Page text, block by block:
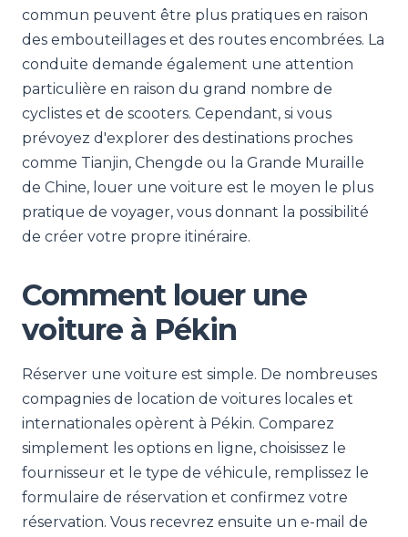
commun peuvent être plus pratiques en raison
des embouteillages et des routes encombrées. La
conduite demande également une attention
particulière en raison du grand nombre de
cyclistes et de scooters. Cependant, si vous
prévoyez d'explorer des destinations proches
comme Tianjin, Chengde ou la Grande Muraille
de Chine, louer une voiture est le moyen le plus
pratique de voyager, vous donnant la possibilité
de créer votre propre itinéraire.
Comment louer une
voiture à Pékin
Réserver une voiture est simple. De nombreuses
compagnies de location de voitures locales et
internationales opèrent à Pékin. Comparez
simplement les options en ligne, choisissez le
fournisseur et le type de véhicule, remplissez le
formulaire de réservation et confirmez votre
réservation. Vous recevrez ensuite un e-mail de